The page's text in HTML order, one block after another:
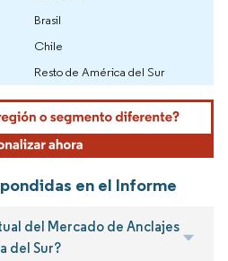
Brasil
Chile
Resto de América del Sur
en el Informe
del Mercado de Anclajes
del Sur?